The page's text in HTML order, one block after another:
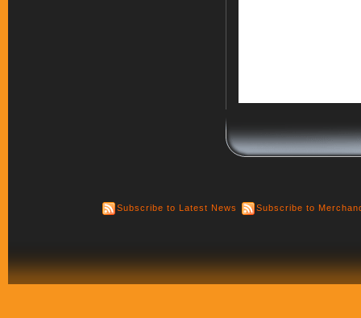
Subscribe to Latest News Subscribe to